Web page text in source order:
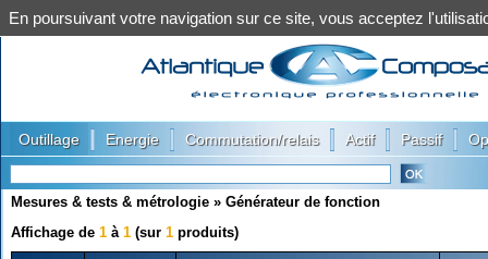
Outillage Energie Commutation/relais Actif Passif
Mesures & tests & métrologie » Générateur de fonction
Affichage de 1 à 1 (sur 1 produits)
En poursuivant votre navigation sur ce site, vous acceptez